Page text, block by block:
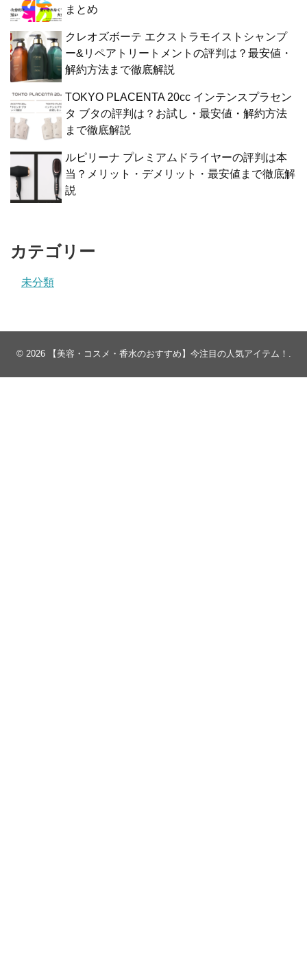
まとめ
クレオズボーテ エクストラモイストシャンプ
ー&リペアトリートメントの評判は？最安値・
解約方法まで徹底解説
TOKYO PLACENTA 20cc インテンスプラセン
タ ブタの評判は？お試し・最安値・解約方法
まで徹底解説
ルピリーナ プレミアムドライヤーの評判は本
当？メリット・デメリット・最安値まで徹底解
説
カテゴリー
未分類
© 2026 【美容・コスメ・香水のおすすめ】今注目の人気アイテム！